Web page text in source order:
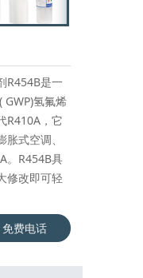
免费电话
R454B是一
GWP)氢氟烯
R410A，它
式空调、
。R454B具
修改即可轻